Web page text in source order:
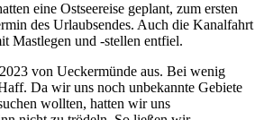
eine Ostseereise geplant, zum ersten
des Urlaubsendes. Auch die Kanalfahrt
Mastlegen und -stellen entfiel.
von Ueckermünde aus. Bei wenig
Da wir uns noch unbekannte Gebiete
wollten, hatten wir uns